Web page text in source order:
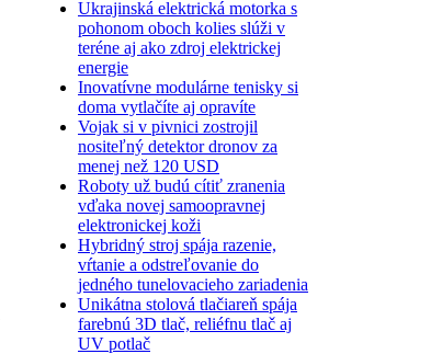
Ukrajinská elektrická motorka s
pohonom oboch kolies slúži v
teréne aj ako zdroj elektrickej
energie
Inovatívne modulárne tenisky si
doma vytlačíte aj opravíte
Vojak si v pivnici zostrojil
nositeľný detektor dronov za
menej než 120 USD
Roboty už budú cítiť zranenia
vďaka novej samoopravnej
elektronickej koži
Hybridný stroj spája razenie,
vŕtanie a odstreľovanie do
jedného tunelovacieho zariadenia
Unikátna stolová tlačiareň spája
farebnú 3D tlač, reliéfnu tlač aj
UV potlač